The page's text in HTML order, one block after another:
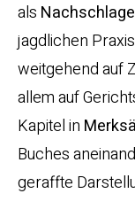
als
jagdlichen
weitgehend auf
allem auf
Kapitel in
Buches
geraffte